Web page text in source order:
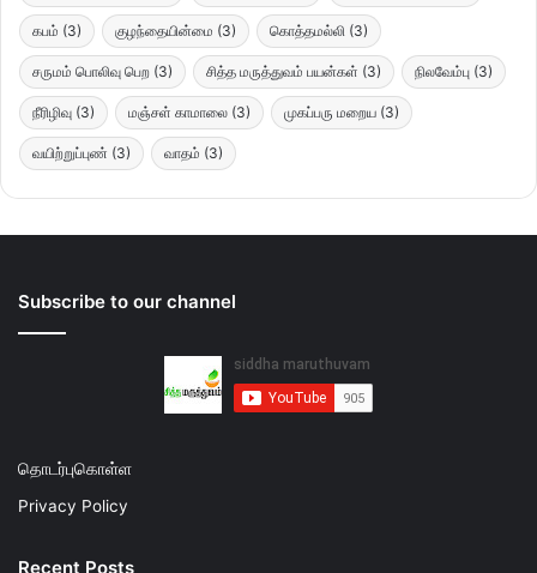
கபம் (3) குழந்தையின்மை (3) கொத்தமல்லி (3)
சருமம் பொலிவு பெற (3) சித்த மருத்துவம் பயன்கள் (3) நிலவேம்பு (3)
நீரிழிவு (3) மஞ்சள் காமாலை (3) முகப்பரு மறைய (3)
வயிற்றுப்புண் (3) வாதம் (3)
Subscribe to our channel
தொடர்புகொள்ள
Privacy Policy
Recent Posts